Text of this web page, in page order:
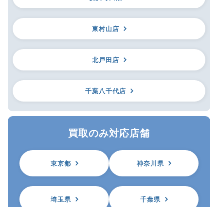
東村山店
北戸田店
千葉八千代店
買取のみ対応店舗
東京都 神奈川県
埼玉県 千葉県